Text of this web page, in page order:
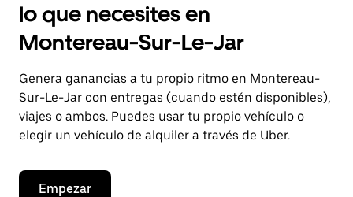
lo que necesites en
Montereau-Sur-Le-Jar
Genera ganancias a tu propio ritmo en Montereau-
Sur-Le-Jar con entregas (cuando estén disponibles),
viajes o ambos. Puedes usar tu propio vehículo o
elegir un vehículo de alquiler a través de Uber.
Empezar